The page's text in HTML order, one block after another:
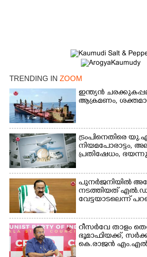
TRENDING IN ZOOM
ഇന്ത്യൻ
ആക്രമണം,
ട്രംപിനെതിരെ
നിയമപോരാട്ടം,
പ്രതിഷേധം,
പുനർജനിയിൽ
നടത്തിയത്
വേട്ടയാടലെന്ന്
റീസർവേ താളം
ഭൂമാഫിയക്ക്,
കെ.രാജൻ